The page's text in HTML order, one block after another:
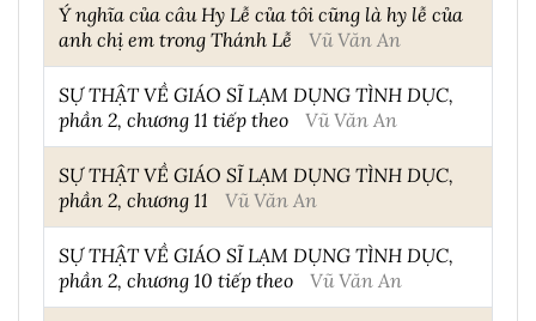
Ý nghĩa của câu Hy Lễ của tôi cũng là hy lễ của
anh chị em trong Thánh Lễ
Vũ Văn An
SỰ THẬT VỀ GIÁO SĨ LẠM DỤNG TÌNH DỤC,
phần 2, chương 11 tiếp theo
Vũ Văn An
SỰ THẬT VỀ GIÁO SĨ LẠM DỤNG TÌNH DỤC,
phần 2, chương 11
Vũ Văn An
SỰ THẬT VỀ GIÁO SĨ LẠM DỤNG TÌNH DỤC,
phần 2, chương 10 tiếp theo
Vũ Văn An